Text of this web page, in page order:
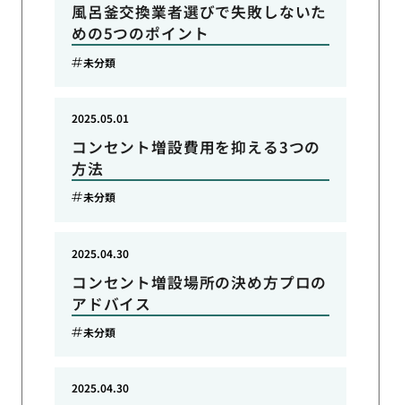
風呂釜交換業者選びで失敗しないた
めの5つのポイント
未分類
コンセント増設費用を抑える3つの
方法
2025.05.01
未分類
コンセント増設場所の決め方プロの
アドバイス
2025.04.30
未分類
2025.04.30